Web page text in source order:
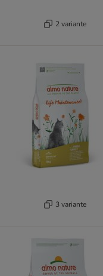
2 variante
3 variante